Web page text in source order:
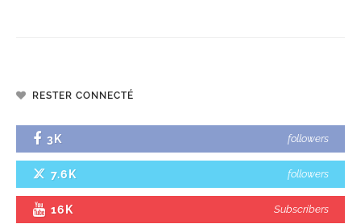
RESTER CONNECTÉ
3K followers
7.6K followers
16K Subscribers